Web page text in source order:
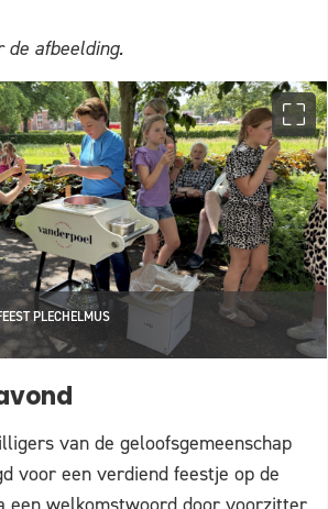
de afbeelding.
PLECHELMUS
van de geloofsgemeenschap
voor een verdiend feestje op de